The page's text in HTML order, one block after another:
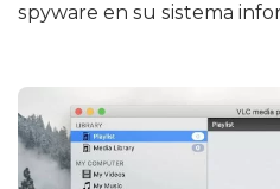
spyware en su sistema